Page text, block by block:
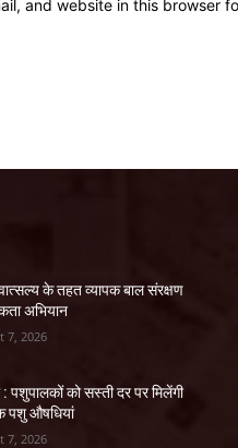
and website in this browser
के तहत व्यापक बाल संरक्षण
अभियान
7, 2026
: पशुपालकों को सस्ती दर पर मिलेंगी
पशु औषधियां
7, 2026